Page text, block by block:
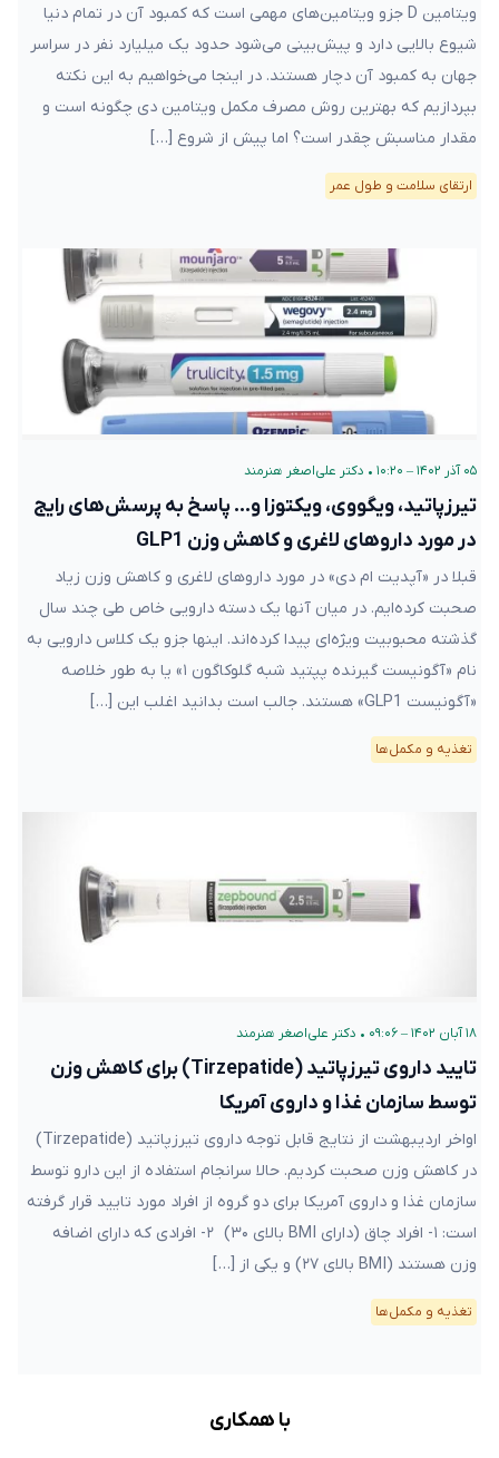
ویتامین D جزو ویتامین‌های مهمی است که کمبود آن در تمام دنیا
شیوع بالایی دارد و پیش‌بینی می‌شود حدود یک میلیارد نفر در سراسر
جهان به کمبود آن دچار هستند. در اینجا می‌خواهیم به این نکته
بپردازیم که بهترین روش مصرف مکمل ویتامین دی چگونه است و
مقدار مناسبش چقدر است؟ اما پیش از شروع […]
ارتقای سلامت و طول عمر
۰۵ آذر ۱۴۰۲ – ۱۰:۲۰ • دکتر علی‌اصغر هنرمند
تیرزپاتید، ویگووی، ویکتوزا و… پاسخ به پرسش‌های رایج
در مورد داروهای لاغری و کاهش وزن GLP1
قبلا در «آپدیت ام دی» در مورد داروهای لاغری و کاهش وزن زیاد
صحبت کرده‌ایم. در میان آنها یک دسته دارویی خاص طی چند سال
گذشته محبوبیت ویژه‌ای پیدا کرده‌اند. اینها جزو یک کلاس دارویی به
نام «آگونیست گیرنده پپتید شبه گلوکاگون ۱» یا به طور خلاصه
«آگونیست GLP1» هستند. جالب است بدانید اغلب این […]
تغذیه و مکمل‌ها
۱۸ آبان ۱۴۰۲ – ۰۹:۰۶ • دکتر علی‌اصغر هنرمند
تایید داروی تیرزپاتید (Tirzepatide) برای کاهش وزن
توسط سازمان غذا و داروی آمریکا
اواخر اردیبهشت از نتایج قابل توجه داروی تیرزپاتید (Tirzepatide)
در کاهش وزن صحبت کردیم. حالا سرانجام استفاده از این دارو توسط
سازمان غذا و داروی آمریکا برای دو گروه از افراد مورد تایید قرار گرفته
است: ۱- افراد چاق (دارای BMI بالای ۳۰) ۲- افرادی که دارای اضافه
وزن هستند (BMI بالای ۲۷) و یکی از […]
تغذیه و مکمل‌ها
با همکاری